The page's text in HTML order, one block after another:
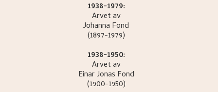
1938-1979:
Arvet av
Johanna Fond
(1897-1979)
1938-1950:
Arvet av
Einar Jonas Fond
(1900-1950)